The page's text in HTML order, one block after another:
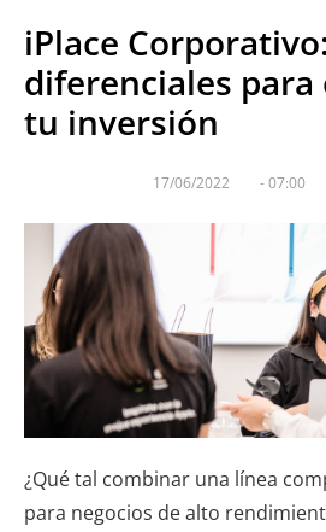
iPlace Corporativo:
diferenciales
tu inversión
17/06/2022 -07:00
¿Qué tal combinar una línea
para negocios de alto